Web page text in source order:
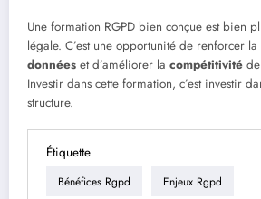
Une formation RGPD bien conçue est bien
légale. C’est une opportunité de renforcer la
données et d’améliorer la compétitivité
Investir dans cette formation, c’est investir
structure.
Étiquette
Bénéfices Rgpd Enjeux Rgpd